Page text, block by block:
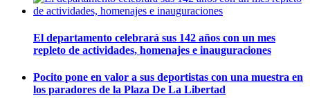
El departamento celebrará sus 142 años con un mes
repleto de actividades, homenajes e inauguraciones
Pocito pone en valor a sus deportistas con una muestra en
los paradores de la Plaza De La Libertad